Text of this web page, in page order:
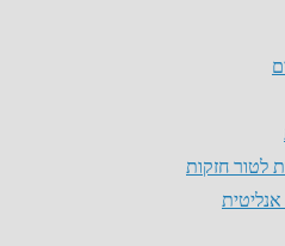
לטור חזקות
אנליטית